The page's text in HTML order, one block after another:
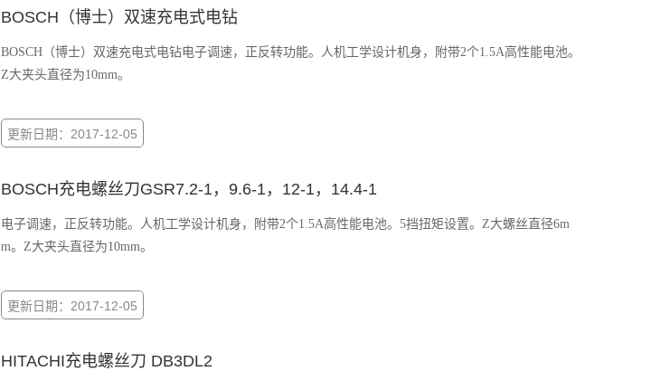
BOSCH（博士）双速充电式电钻
BOSCH（博士）双速充电式电钻电子调速，正反转功能。人机工学设计机身，附带2个1.5A高性能电池。
Z大夹头直径为10mm。
更新日期：2017-12-05
BOSCH充电螺丝刀GSR7.2-1，9.6-1，12-1，14.4-1
电子调速，正反转功能。人机工学设计机身，附带2个1.5A高性能电池。5挡扭矩设置。Z大螺丝直径6m
m。Z大夹头直径为10mm。
更新日期：2017-12-05
HITACHI充电螺丝刀 DB3DL2